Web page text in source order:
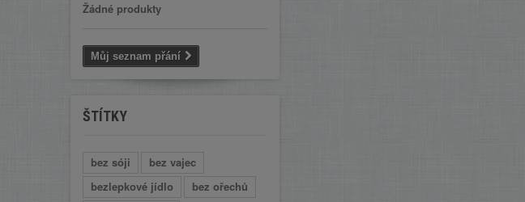
Žádné produkty
Můj seznam přání
ŠTÍTKY
bez sóji
bez vajec
bezlepkové jídlo
bez ořechů